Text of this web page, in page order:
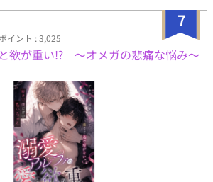
ー 癒し すれ違い じれじれ
7
イント : 3,025
欲が重い⁉︎ ～オメガの悲痛な悩み～